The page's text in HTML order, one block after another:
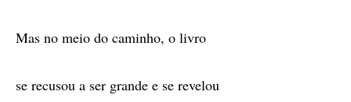
Mas no meio do caminho, o livro
se recusou a ser grande e se revelou